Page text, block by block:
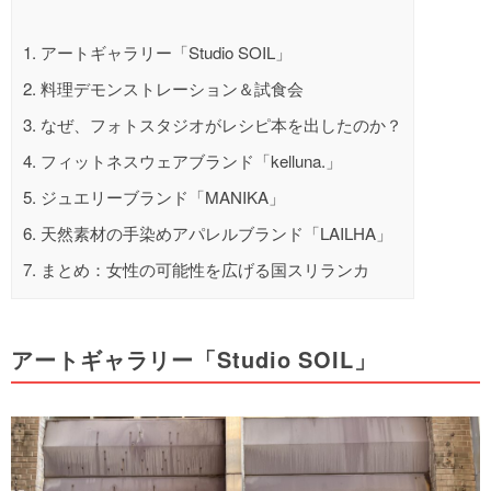
1. アートギャラリー「Studio SOIL」
2. 料理デモンストレーション＆試食会
3. なぜ、フォトスタジオがレシピ本を出したのか？
4. フィットネスウェアブランド「kelluna.」
5. ジュエリーブランド「MANIKA」
6. 天然素材の手染めアパレルブランド「LAILHA」
7. まとめ：女性の可能性を広げる国スリランカ
アートギャラリー「Studio SOIL」